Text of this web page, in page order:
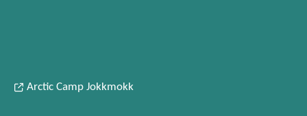
Arctic Camp Jokkmokk